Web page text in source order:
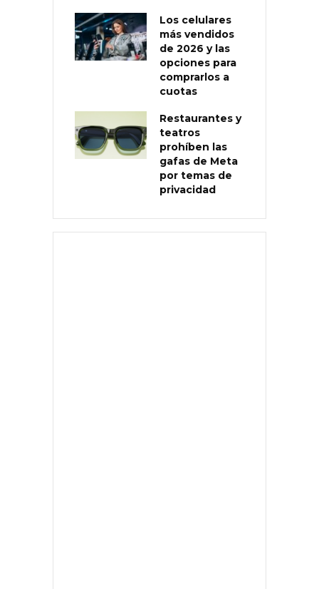
Los celulares
más vendidos
de 2026 y las
opciones para
comprarlos a
cuotas
Restaurantes y
teatros
prohíben las
gafas de Meta
por temas de
privacidad